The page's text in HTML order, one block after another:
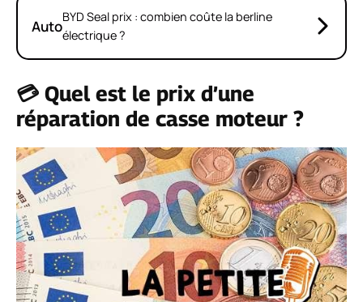
AutoBYD Seal prix : combien coûte la berline
électrique ?
💳 Quel est le prix d’une
réparation de casse moteur ?